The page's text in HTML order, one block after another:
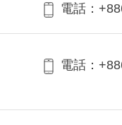
電話：
電話：